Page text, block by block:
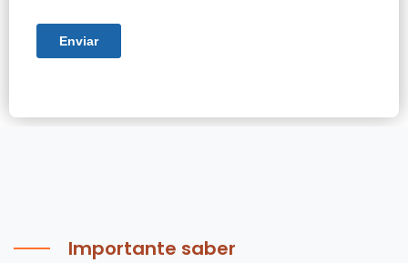
Importante saber